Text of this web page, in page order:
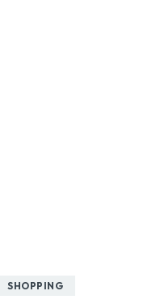
SHOPPING